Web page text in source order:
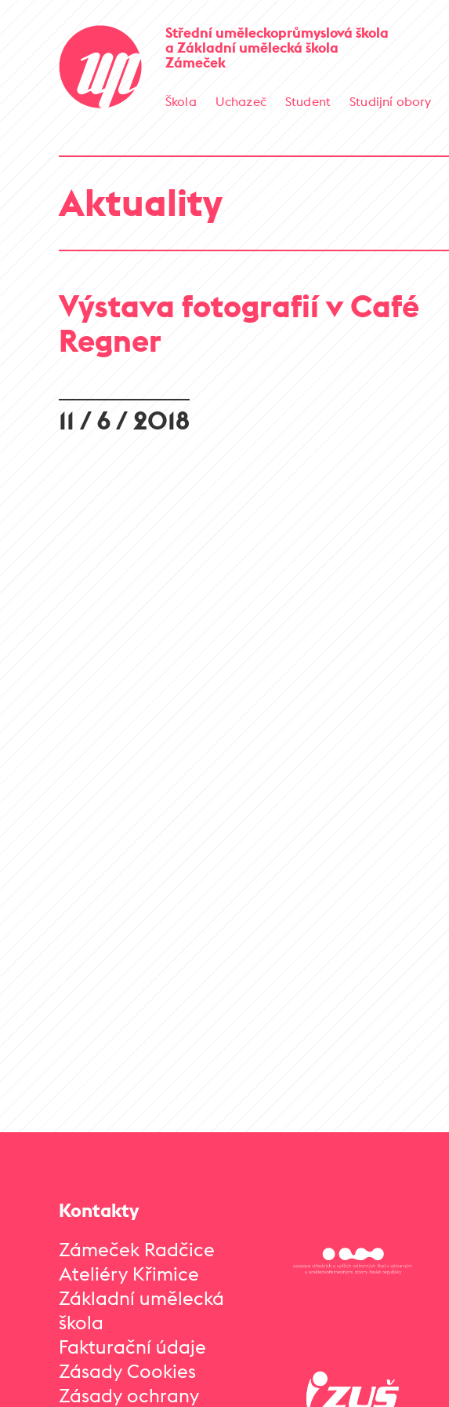
Střední uměleckoprůmyslová škola
a Základní umělecká škola
Zámeček
Škola Uchazeč Student Studijní obory
Aktuality
Výstava fotografií v Café
Regner
11 / 6 / 2018
Kontakty
Zámeček Radčice
Ateliéry Křimice
Základní umělecká
škola
Fakturační údaje
Zásady Cookies
Zásady ochrany